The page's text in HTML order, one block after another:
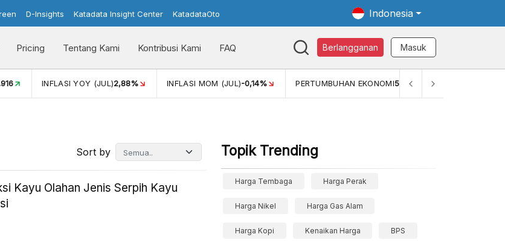
D-Insights Katadata Insight Center KatadataOto Indonesia
Pricing Tentang Kami Kontribusi Kami FAQ Berlangganan Masuk
(JUL) 2,88% INFLASI MOM (JUL) -0,14% PERTUMBUHAN EKONOMI5,11% PERTUMBUHAN EKONOMI (YOY)
Sort by
Kayu Olahan Jenis Serpih Kayu
Topik Trending
Harga Tembaga Harga Perak
Harga Nikel Harga Gas Alam
Harga Kopi Kenaikan Harga BPS